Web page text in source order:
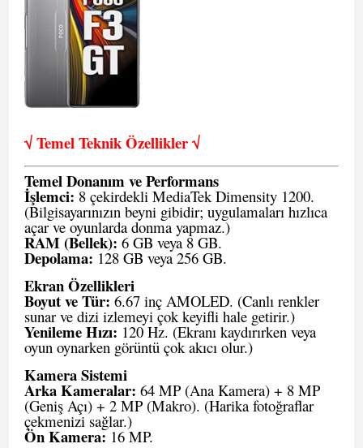
√ Temel Teknik Özellikler √
Temel Donanım ve Performans
İşlemci: 8 çekirdekli MediaTek Dimensity 1200.
(Bilgisayarınızın beyni gibidir; uygulamaları hızlıca
açar ve oyunlarda donma yapmaz.)
RAM (Bellek): 6 GB veya 8 GB.
Depolama: 128 GB veya 256 GB.
Ekran Özellikleri
Boyut ve Tür: 6.67 inç AMOLED. (Canlı renkler
sunar ve dizi izlemeyi çok keyifli hale getirir.)
Yenileme Hızı: 120 Hz. (Ekranı kaydırırken veya
oyun oynarken görüntü çok akıcı olur.)
Kamera Sistemi
Arka Kameralar: 64 MP (Ana Kamera) + 8 MP
(Geniş Açı) + 2 MP (Makro). (Harika fotoğraflar
çekmenizi sağlar.)
Ön Kamera:16 MP.